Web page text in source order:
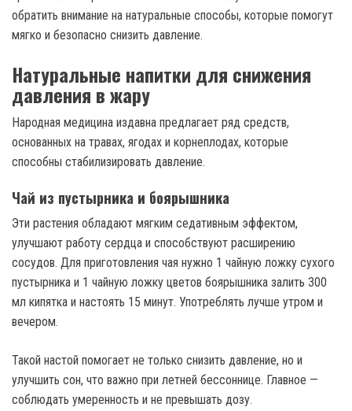
обратить внимание на натуральные способы, которые помогут
мягко и безопасно снизить давление.
Натуральные напитки для снижения
давления в жару
Народная медицина издавна предлагает ряд средств,
основанных на травах, ягодах и корнеплодах, которые
способны стабилизировать давление.
Чай из пустырника и боярышника
Эти растения обладают мягким седативным эффектом,
улучшают работу сердца и способствуют расширению
сосудов. Для приготовления чая нужно 1 чайную ложку сухого
пустырника и 1 чайную ложку цветов боярышника залить 300
мл кипятка и настоять 15 минут. Употреблять лучше утром и
вечером.
Такой настой помогает не только снизить давление, но и
улучшить сон, что важно при летней бессоннице. Главное —
соблюдать умеренность и не превышать дозу.